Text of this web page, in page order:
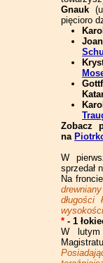
Gnauk
pięcioro
Karol
Zobacz
na
W
sprzedał
Na
długości
* - 1
W